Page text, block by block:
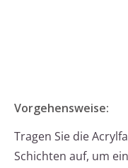
Vorgehensweise:
Tragen Sie die
Schichten auf, um